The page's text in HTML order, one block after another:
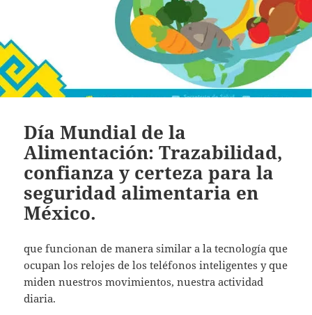
Día Mundial de la
Alimentación: Trazabilidad,
confianza y certeza para la
seguridad alimentaria en
México.
que funcionan de manera similar a la tecnología que
ocupan los relojes de los teléfonos inteligentes y que
miden nuestros movimientos, nuestra actividad
diaria.